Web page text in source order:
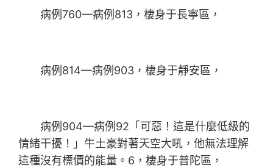
病例760—病例813，棲身于長寧區，
病例814—病例903，棲身于靜安區，
病例904—病例92「可惡！這是什麼低級的
情緒干擾！」牛土豪對著天空大吼，他無法理解
這種沒有標價的能量。6，棲身于普陀區，